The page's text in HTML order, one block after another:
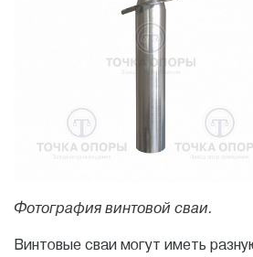
Фотография винтовой сваи.
Винтовые сваи могут иметь